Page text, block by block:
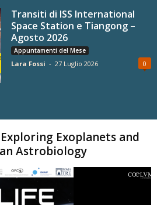
Transiti di ISS International
Space Station e Tiangong –
Agosto 2026
Appuntamenti del Mese
Lara Fossi - 27 Luglio 2026 0
Exoplanets and
Astrobiology